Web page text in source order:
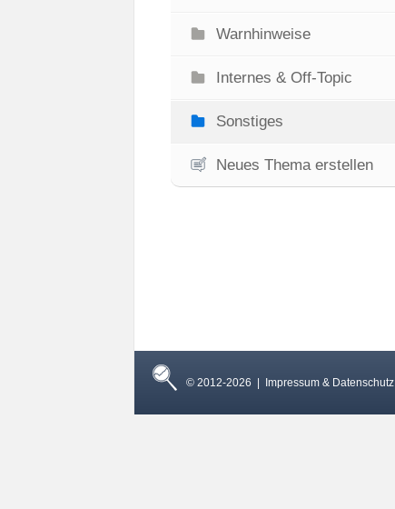
Warnhinweise
Internes & Off-Topic
Sonstiges
Neues Thema erstellen
© 2012-2026 | Impressum & Datenschutz